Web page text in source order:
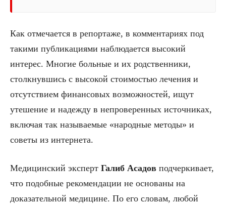
Как отмечается в репортаже, в комментариях под
такими публикациями наблюдается высокий
интерес. Многие больные и их родственники,
столкнувшись с высокой стоимостью лечения и
отсутствием финансовых возможностей, ищут
утешение и надежду в непроверенных источниках,
включая так называемые «народные методы» и
советы из интернета.
Медицинский эксперт Галиб Асадов подчеркивает,
что подобные рекомендации не основаны на
доказательной медицине. По его словам, любой